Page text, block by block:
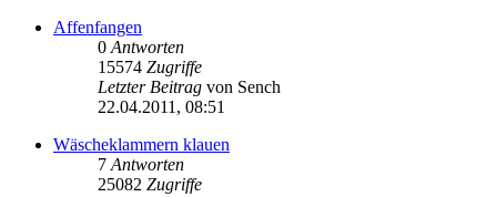
Affenfangen
0 Antworten
15574 Zugriffe
Letzter Beitrag von Sench
22.04.2011, 08:51
Wäscheklammern klauen
7 Antworten
25082 Zugriffe